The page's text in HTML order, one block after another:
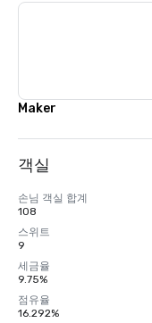
Maker
객실
손님 객실 합계
108
스위트
9
세금율
9.75%
점유율
16.292%